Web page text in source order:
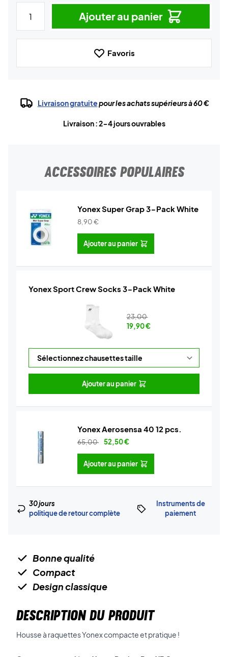
Ajouter au panier
Favoris
Livraison gratuitepour les achats supérieurs à 60 €
Livraison : 2-4 jours ouvrables
ACCESSOIRES POPULAIRES
Yonex Super Grap 3-Pack White
8,90€
Ajouter au panier
Yonex Sport Crew Socks 3-Pack White
23,00
19,90€
Ajouter au panier
Yonex Aerosensa 40 12 pcs.
65,00 52,50€
Ajouter au panier
30 jours
politique de retour complète
Instruments de
paiement
Bonne qualité
Compact
Design classique
DESCRIPTION DU PRODUIT
Housse à raquettes Yonex compacte et pratique !